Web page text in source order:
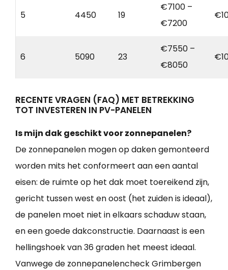
5 4450 19
€7100 –
€7200
6 5090 23
€7550 –
€8050
RECENTE VRAGEN (FAQ) MET BETREKKING
TOT INVESTEREN IN PV-PANELEN
Is mijn dak geschikt voor zonnepanelen?
De zonnepanelen mogen op daken gemonteerd
worden mits het conformeert aan een aantal
eisen: de ruimte op het dak moet toereikend zijn,
gericht tussen west en oost (het zuiden is ideaal),
de panelen moet niet in elkaars schaduw staan,
en een goede dakconstructie. Daarnaast is een
hellingshoek van 36 graden het meest ideaal.
Vanwege de zonnepanelencheck Grimbergen